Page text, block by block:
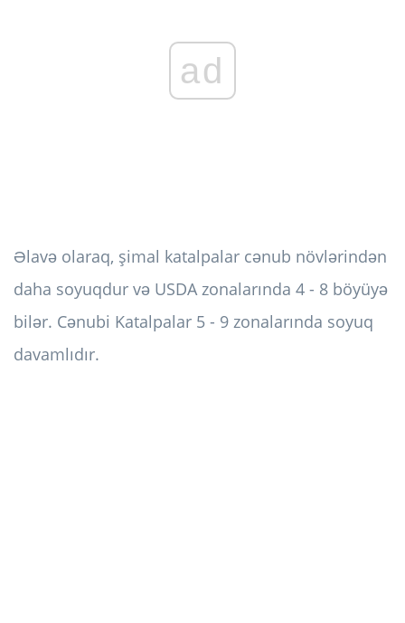
ad
Əlavə olaraq, şimal katalpalar cənub növlərindən
daha soyuqdur və USDA zonalarında 4 - 8 böyüyə
bilər. Cənubi Katalpalar 5 - 9 zonalarında soyuq
davamlıdır.